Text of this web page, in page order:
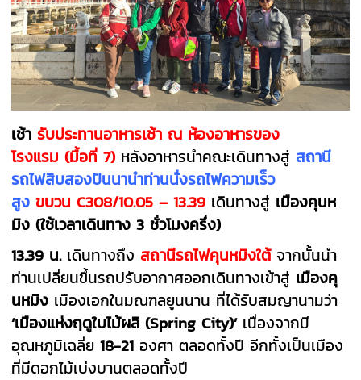
เช้ารับประทานอาหารเช้า ณ ห้องอาหารของ
โรงแรม (มื้อที่ 7) หลังอาหารนำคณะเดินทางสู่ สถานี
รถไฟสิบสองปันนานำท่านนั่งรถไฟความเร็ว
สูง ขบวนC308/10.05 –13.39 เดินทางสู่ เมืองคุนห
มิง (ใช้เวลาเดินทาง 3 ชั่วโมงครึ่ง)
13.39 น. เดินทางถึง สถานีรถไฟคุนหมิงใต้จากนั้นนำ
ท่านเปลี่ยนขึ้นรถปรับอากาศออกเดินทางเข้าสู่ เมืองคุ
นหมิง เมืองเอกในมณฑลยูนนาน ที่ได้รับสมญานามว่า
‘เมืองแห่งฤดูใบไม้ผลิ(Spring City)’เนื่องจากมี
อุณหภูมิเฉลี่ย18-21 องศา ตลอดทั้งปี อีกทั้งเป็นเมือง
ที่มีดอกไม้เบ่งบานตลอดทั้งปี